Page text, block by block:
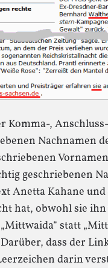
Komma-,
Nachnamen
geschriebenen
Anetta Kahane
hat, obwohl sie
statt
dass der
darin